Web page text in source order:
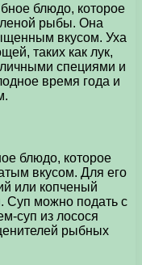
блюдо, которое
рыбы. Она
вкусом. Уха
таких как лук,
специями и
время года и
блюдо, которое
вкусом. Для его
или копченый
Суп можно подать с
суп из лосося
рыбных